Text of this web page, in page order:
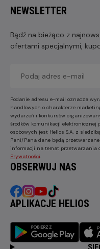
NEWSLETTER
Bądź na bieżąco z
ofertami specjalnymi,
Podanie adresu e-mail oznacza
handlowych o charakterze
wydarzeń i konkursów
środków komunikacji elektronicznej
osobowych jest Helios S.A. z
Pani/Pana dane będą
informacji na temat przetwarzania
Prywatności
OBSERWUJ NAS
APLIKACJE HELIOS